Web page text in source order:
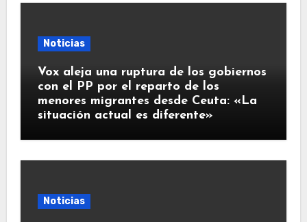
Noticias
Vox aleja una ruptura de los gobiernos
con el PP por el reparto de los
menores migrantes desde Ceuta: «La
situación actual es diferente»
Noticias